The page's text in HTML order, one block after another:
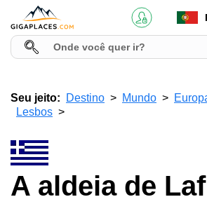
Seu jeito: Destino Mundo
Lesbos
A aldeia de